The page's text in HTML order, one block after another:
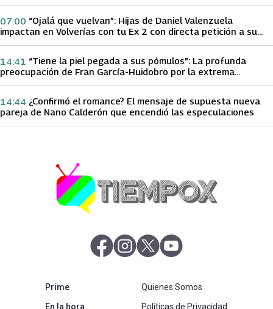
“Ojalá que vuelvan”: Hijas de Daniel Valenzuela
impactan en Volverías con tu Ex 2 con directa petición a su
07:00
“Tiene la piel pegada a sus pómulos”: La profunda
preocupación de Fran García-Huidobro por la extrema
14:41
¿Confirmó el romance? El mensaje de supuesta nueva
pareja de Nano Calderón que encendió las especulaciones
14:44
abre en nueva pestaña
abre en nueva pestaña
abre en nueva pestaña
Primeabre en nueva pestaña
En la horaabre en nueva pestaña
Quienes Somos
Políticas de Privacidad